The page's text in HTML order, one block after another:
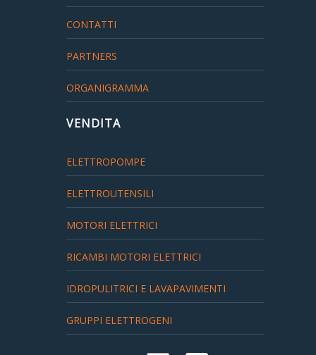
CONTATTI
PARTNERS
ORGANIGRAMMA
VENDITA
ELETTROPOMPE
ELETTROUTENSILI
MOTORI ELETTRICI
RICAMBI MOTORI ELETTRICI
IDROPULITRICI E LAVAPAVIMENTI
GRUPPI ELETTROGENI